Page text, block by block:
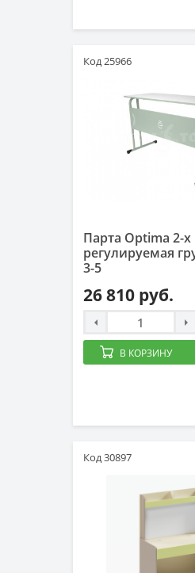
Код 25966
Парта Optima 2-х
регулируемая
3-5
26 810 руб.
В КОРЗИНУ
Код 30897